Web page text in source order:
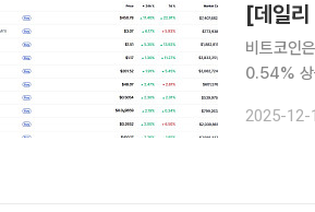
[데일리
비트코인
0.54% 상
히 뚜렷하
2025-12-